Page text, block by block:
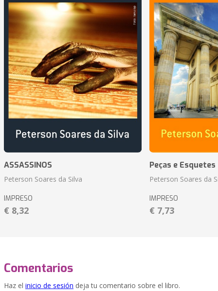
ASSASSINOS
Peterson Soares da Silva
IMPRESO
€ 8,32
Peças e
Peterson Soares da
IMPRESO
€ 7,73
Comentarios
Haz el inicio de sesión deja tu comentario sobre el libro.